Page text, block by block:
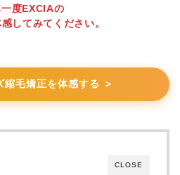
度EXCIAの
してみてください。
縮毛矯正を体感する ＞
CLOSE